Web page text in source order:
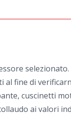
fine di
cuscinetti
ai valori